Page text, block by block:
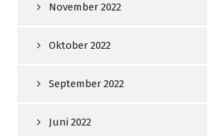
November 2022
Oktober 2022
September 2022
Juni 2022